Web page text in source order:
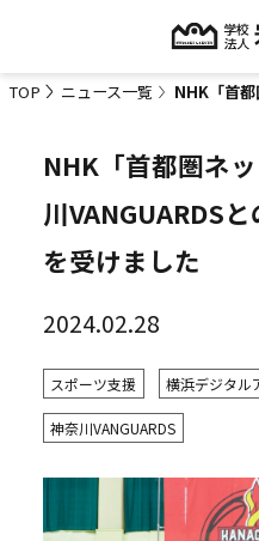
TOP ニュース一覧 NHK「首
NHK「首都圏ネ
川VANGUARDS
を受けました
2024.02.28
スポーツ支援 横浜デジタル
神奈川VANGUARDS